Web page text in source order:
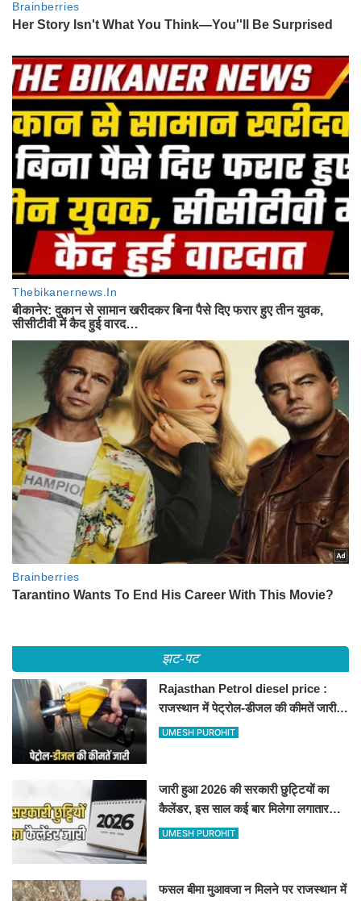
झट-पट
Rajasthan Petrol diesel price :
राजस्थान में पेट्रोल-डीजल की कीमतें जारी,
जानिए बीकानेर समेत पुरे प्रदेश में नए रेट
UMESH PUROHIT
जारी हुआ 2026 की सरकारी छुट्टियों का
कैलेंडर, इस साल कई बार मिलेगा लगातार
अवकाश, देखें
UMESH PUROHIT
फसल बीमा मुआवजा न मिलने पर राजस्थान में